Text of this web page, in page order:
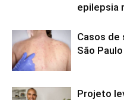
epilepsia
Casos de
São Paulo
Projeto